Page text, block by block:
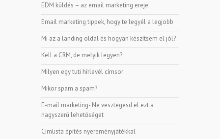
EDM küldés – az email marketing ereje
Email marketing tippek, hogy te legyél a legjobb
Mi az a landing oldal és hogyan készítsem el jól?
Kell a CRM, de melyik legyen?
Milyen egy tuti hírlevél címsor
Mikor spam a spam?
E-mail marketing- Ne vesztegesd el ezt a
nagyszerű lehetőséget
Címlista építés nyereményjátékkal